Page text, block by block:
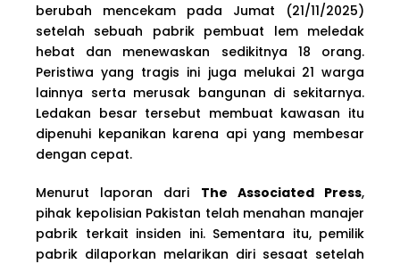
berubah mencekam pada Jumat (21/11/2025)
setelah sebuah pabrik pembuat lem meledak
hebat dan menewaskan sedikitnya 18 orang.
Peristiwa yang tragis ini juga melukai 21 warga
lainnya serta merusak bangunan di sekitarnya.
Ledakan besar tersebut membuat kawasan itu
dipenuhi kepanikan karena api yang membesar
dengan cepat.
Menurut laporan dari The Associated Press,
pihak kepolisian Pakistan telah menahan manajer
pabrik terkait insiden ini. Sementara itu, pemilik
pabrik dilaporkan melarikan diri sesaat setelah